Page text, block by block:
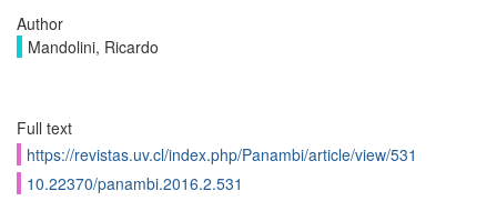
Author
Mandolini, Ricardo
Full text
https://revistas.uv.cl/index.php/Panambi/article/view/531
10.22370/panambi.2016.2.531